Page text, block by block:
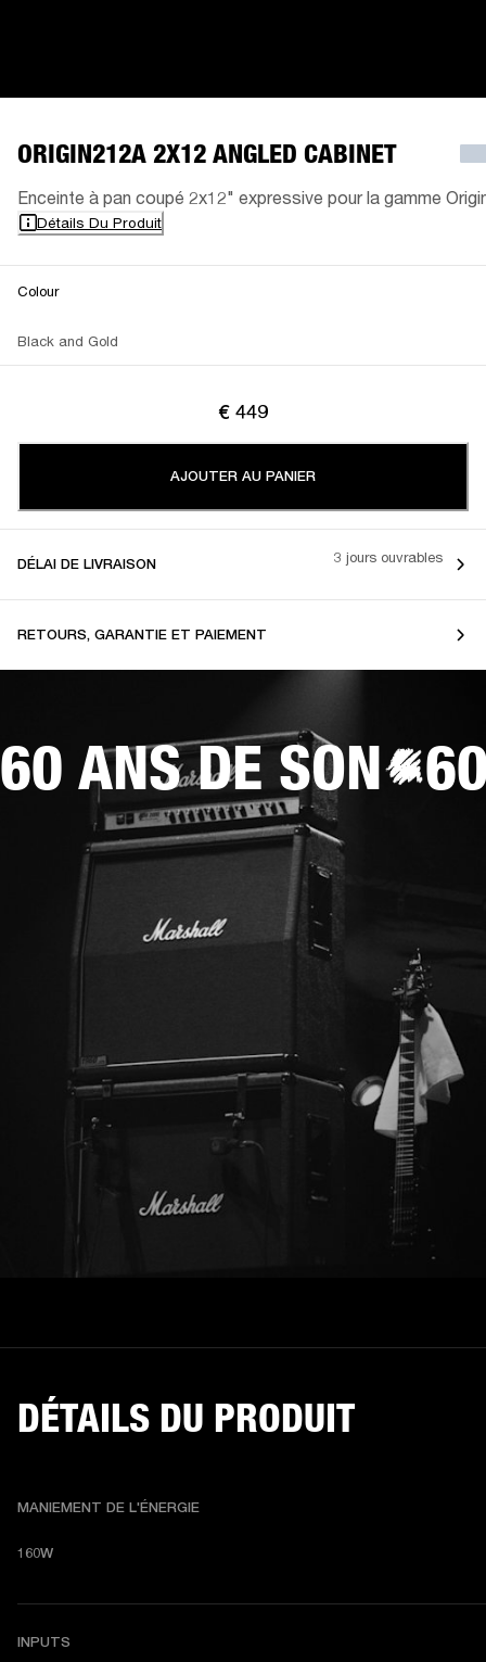
ORIGIN212A 2X12 ANGLED CABINET
Enceinte à pan coupé 2x12" expressive pour la gamme
Détails Du Produit
Colour
Black and Gold
€ 449
AJOUTER AU PANIER
DÉLAI DE LIVRAISON 3 jours ouvrables
RETOURS, GARANTIE ET PAIEMENT
60 ANS DE SON
DÉTAILS DU PRODUIT
MANIEMENT DE L'ÉNERGIE
160W
INPUTS